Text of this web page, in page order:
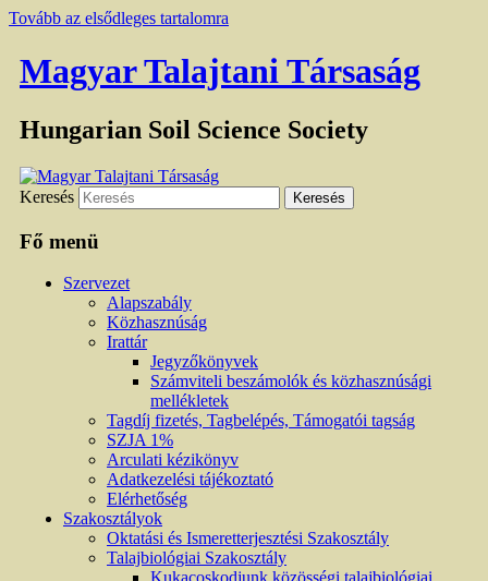
Tovább az elsődleges tartalomra
Magyar Talajtani Társaság
Hungarian Soil Science Society
Keresés
Fő menü
Szervezet
Alapszabály
Közhasznúság
Irattár
Jegyzőkönyvek
Számviteli beszámolók és közhasznúsági
mellékletek
Tagdíj fizetés, Tagbelépés, Támogatói tagság
SZJA 1%
Arculati kézikönyv
Adatkezelési tájékoztató
Elérhetőség
Szakosztályok
Oktatási és Ismeretterjesztési Szakosztály
Talajbiológiai Szakosztály